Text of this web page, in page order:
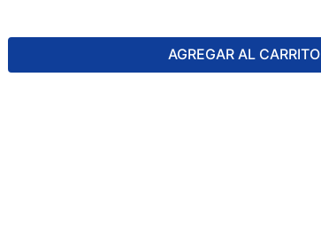
AGREGAR AL CARRITO